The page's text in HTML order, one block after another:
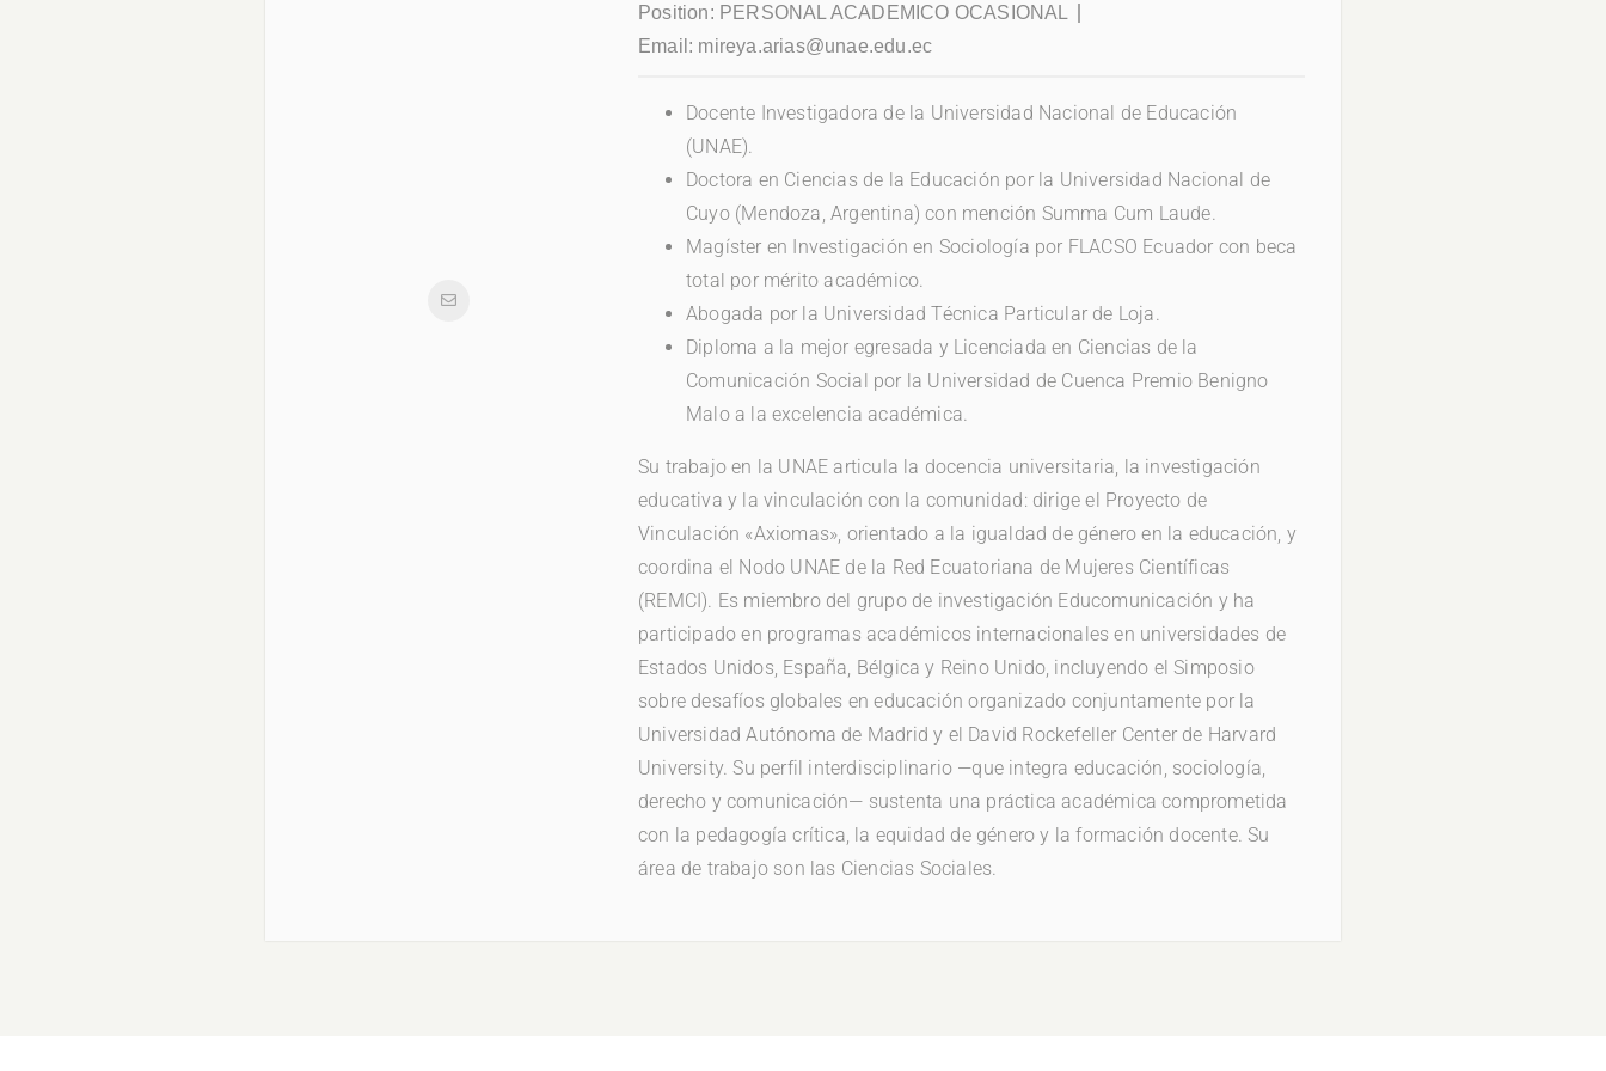
Position: PERSONAL ACADEMICO OCASIONAL
Email: mireya.arias@unae.edu.ec
Docente Investigadora de la Universidad Nacional de Educación
(UNAE).
Doctora en Ciencias de la Educación por la Universidad Nacional de
Cuyo (Mendoza, Argentina) con mención Summa Cum Laude.
Magíster en Investigación en Sociología por FLACSO Ecuador con beca
total por mérito académico.
Abogada por la Universidad Técnica Particular de Loja.
Diploma a la mejor egresada y Licenciada en Ciencias de la
Comunicación Social por la Universidad de Cuenca Premio Benigno
Malo a la excelencia académica.
Su trabajo en la UNAE articula la docencia universitaria, la investigación
educativa y la vinculación con la comunidad: dirige el Proyecto de
Vinculación «Axiomas», orientado a la igualdad de género en la educación, y
coordina el Nodo UNAE de la Red Ecuatoriana de Mujeres Científicas
(REMCI). Es miembro del grupo de investigación Educomunicación y ha
participado en programas académicos internacionales en universidades de
Estados Unidos, España, Bélgica y Reino Unido, incluyendo el Simposio
sobre desafíos globales en educación organizado conjuntamente por la
Universidad Autónoma de Madrid y el David Rockefeller Center de Harvard
University. Su perfil interdisciplinario —que integra educación, sociología,
derecho y comunicación— sustenta una práctica académica comprometida
con la pedagogía crítica, la equidad de género y la formación docente. Su
área de trabajo son las Ciencias Sociales.